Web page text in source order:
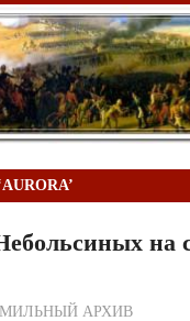
на
по Редакции
АРХИВ